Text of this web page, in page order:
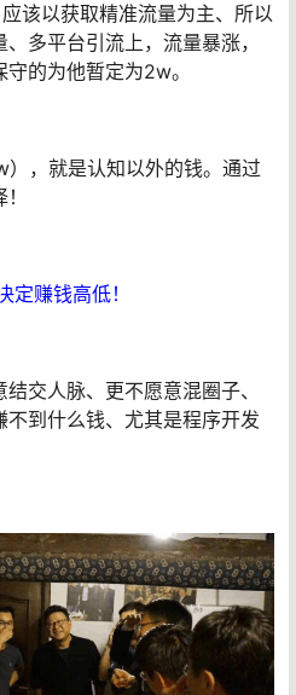
该以获取精准流量为主、所以
多平台引流上，流量暴涨，
的为他暂定为2w。
），就是认知以外的钱。通过
赚钱高低！
交人脉、更不愿意混圈子、
到什么钱、尤其是程序开发